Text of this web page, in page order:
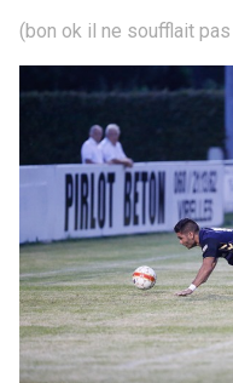
(bon ok il ne soufflait